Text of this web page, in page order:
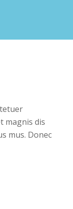
magnis dis
mus. Donec